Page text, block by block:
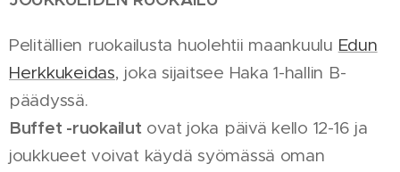
Pelitällien ruokailusta huolehtii maankuulu Edun
Herkkukeidas, joka sijaitsee Haka 1-hallin B-
päädyssä.
Buffet -ruokailut ovat joka päivä kello 12-16 ja
joukkueet voivat käydä syömässä oman